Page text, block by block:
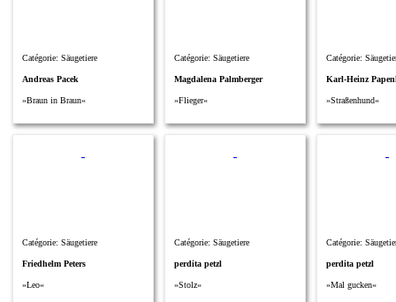
Catégorie: Säugetiere
Andreas Pacek
»Braun in Braun«
Catégorie: Säugetiere
Magdalena Palmberger
»Flieger«
Catégorie:
Karl-Heinz
»Straßenhund«
Catégorie: Säugetiere
Friedhelm Peters
»Leo«
Catégorie: Säugetiere
perdita petzl
»Stolz«
Catégorie:
perdita petzl
»Mal gucken«